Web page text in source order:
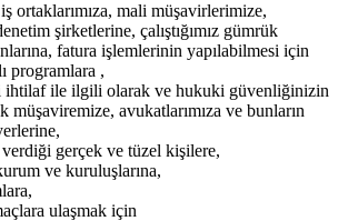
ortaklarımıza, mali müşavirlerimize,
şirketlerine, çalıştığımız gümrük
fatura işlemlerinin yapılabilmesi için
programlara ,
ihtilaf ile ilgili olarak ve hukuki güvenliğinizin
avukatlarımıza ve bunların
gerçek ve tüzel kişilere,
ve kuruluşlarına,
ulaşmak için